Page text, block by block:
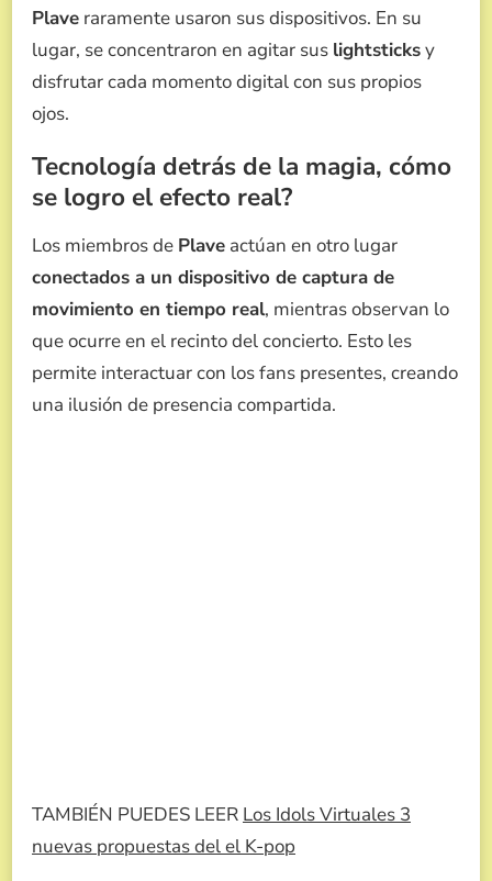
Plave raramente usaron sus dispositivos. En su
lugar, se concentraron en agitar sus lightsticksy
disfrutar cada momento digital con sus propios
ojos.
Tecnología detrás de la magia, cómo
se logro el efecto real?
Los miembros de Plave actúan en otro lugar
conectados a un dispositivo de captura de
movimiento en tiempo real, mientras observan lo
que ocurre en el recinto del concierto. Esto les
permite interactuar con los fans presentes, creando
una ilusión de presencia compartida.
TAMBIÉN PUEDES LEER Los Idols Virtuales 3
nuevas propuestas del el K-pop